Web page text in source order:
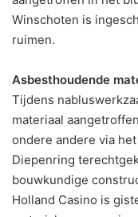
Winschoten is
ruimen.
Asbesthoudende
Tijdens
materiaal
ondere andere via
Diepenring
bouwkundige
Holland Casino is